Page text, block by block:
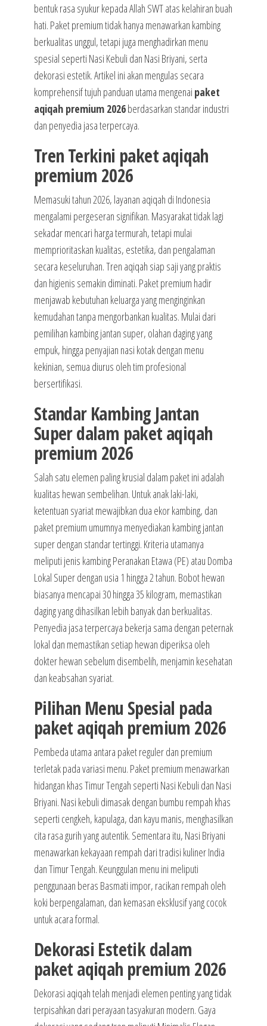
bentuk rasa syukur kepada Allah SWT atas kelahiran buah
hati. Paket premium tidak hanya menawarkan kambing
berkualitas unggul, tetapi juga menghadirkan menu
spesial seperti Nasi Kebuli dan Nasi Briyani, serta
dekorasi estetik. Artikel ini akan mengulas secara
komprehensif tujuh panduan utama mengenai paket
aqiqah premium 2026berdasarkan standar industri
dan penyedia jasa terpercaya.
Tren Terkini paket aqiqah
premium 2026
Memasuki tahun 2026, layanan aqiqah di Indonesia
mengalami pergeseran signifikan. Masyarakat tidak lagi
sekadar mencari harga termurah, tetapi mulai
memprioritaskan kualitas, estetika, dan pengalaman
secara keseluruhan. Tren aqiqah siap saji yang praktis
dan higienis semakin diminati. Paket premium hadir
menjawab kebutuhan keluarga yang menginginkan
kemudahan tanpa mengorbankan kualitas. Mulai dari
pemilihan kambing jantan super, olahan daging yang
empuk, hingga penyajian nasi kotak dengan menu
kekinian, semua diurus oleh tim profesional
bersertifikasi.
Standar Kambing Jantan
Super dalam paket aqiqah
premium 2026
Salah satu elemen paling krusial dalam paket ini adalah
kualitas hewan sembelihan. Untuk anak laki-laki,
ketentuan syariat mewajibkan dua ekor kambing, dan
paket premium umumnya menyediakan kambing jantan
super dengan standar tertinggi. Kriteria utamanya
meliputi jenis kambing Peranakan Etawa (PE) atau Domba
Lokal Super dengan usia 1 hingga 2 tahun. Bobot hewan
biasanya mencapai 30 hingga 35 kilogram, memastikan
daging yang dihasilkan lebih banyak dan berkualitas.
Penyedia jasa terpercaya bekerja sama dengan peternak
lokal dan memastikan setiap hewan diperiksa oleh
dokter hewan sebelum disembelih, menjamin kesehatan
dan keabsahan syariat.
Pilihan Menu Spesial pada
paket aqiqah premium 2026
Pembeda utama antara paket reguler dan premium
terletak pada variasi menu. Paket premium menawarkan
hidangan khas Timur Tengah seperti Nasi Kebuli dan Nasi
Briyani. Nasi kebuli dimasak dengan bumbu rempah khas
seperti cengkeh, kapulaga, dan kayu manis, menghasilkan
cita rasa gurih yang autentik. Sementara itu, Nasi Briyani
menawarkan kekayaan rempah dari tradisi kuliner India
dan Timur Tengah. Keunggulan menu ini meliputi
penggunaan beras Basmati impor, racikan rempah oleh
koki berpengalaman, dan kemasan eksklusif yang cocok
untuk acara formal.
Dekorasi Estetik dalam
paket aqiqah premium 2026
Dekorasi aqiqah telah menjadi elemen penting yang tidak
terpisahkan dari perayaan tasyakuran modern. Gaya